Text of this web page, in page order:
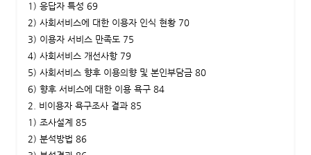
1) 응답자 특성 69
2) 사회서비스에 대한 이용자 인식 현황 70
3) 이용자 서비스 만족도 75
4) 사회서비스 개선사항 79
5) 사회서비스 향후 이용의향 및 본인부담금 80
6) 향후 서비스에 대한 이용 욕구 84
2. 비이용자 욕구조사 결과 85
1) 조사설계 85
2) 분석방법 86